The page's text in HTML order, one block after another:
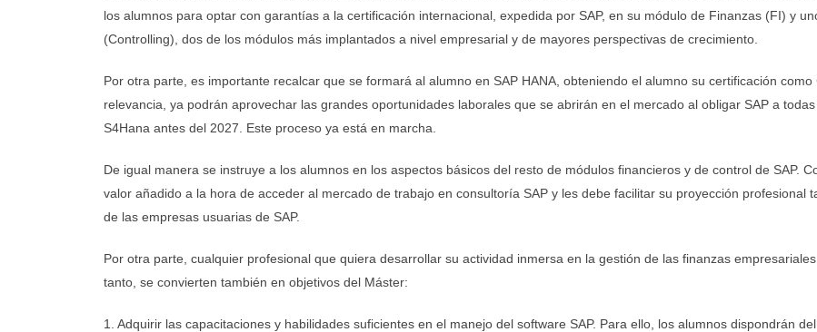
los alumnos para optar con garantías a la certificación internacional, expedida por SAP, en su módulo de Finanzas (FI) y
(Controlling), dos de los módulos más implantados a nivel empresarial y de mayores perspectivas de crecimiento.
Por otra parte, es importante recalcar que se formará al alumno en SAP HANA, obteniendo el alumno su certificación
relevancia, ya podrán aprovechar las grandes oportunidades laborales que se abrirán en el mercado al obligar SAP a
S4Hana antes del 2027. Este proceso ya está en marcha.
De igual manera se instruye a los alumnos en los aspectos básicos del resto de módulos financieros y de control de SAP.
valor añadido a la hora de acceder al mercado de trabajo en consultoría SAP y les debe facilitar su proyección profesional
de las empresas usuarias de SAP.
Por otra parte, cualquier profesional que quiera desarrollar su actividad inmersa en la gestión de las finanzas
tanto, se convierten también en objetivos del Máster:
1. Adquirir las capacitaciones y habilidades suficientes en el manejo del software SAP. Para ello, los alumnos dispondrán